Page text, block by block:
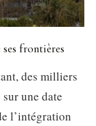
frontières
des milliers
une date
l’intégration